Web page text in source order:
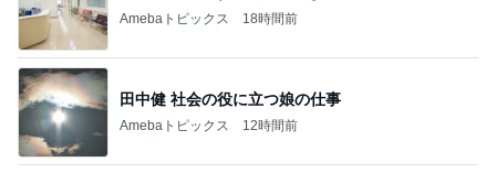
Amebaトピックス 18時間前
田中健 社会の役に立つ娘の仕事
Amebaトピックス 12時間前